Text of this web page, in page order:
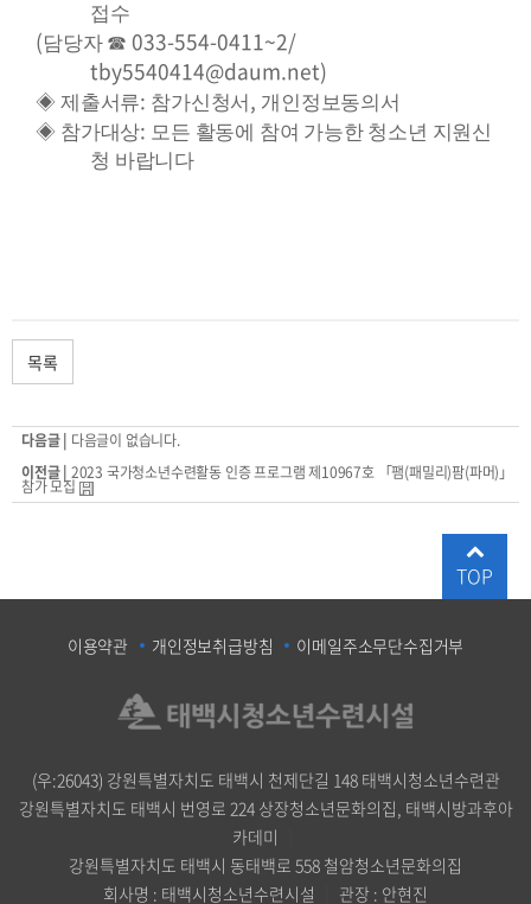
접수
(담당자 ☎ 033-554-0411~2/
tby5540414@daum.net)
◈ 제출서류: 참가신청서 , 개인정보동의서
◈ 참가대상: 모든 활동에 참여 가능한 청소년 지원신
청 바랍니다
목록
다음글 | 다음글이 없습니다.
이전글 | 2023 국가청소년수련활동 인증 프로그램 제10967호 「팸(패밀리)팜(파머)」
참가 모집
이용약관 개인정보취급방침 이메일주소무단수집거부
(우:26043) 강원특별자치도 태백시 천제단길 148 태백시청소년수련관
강원특별자치도 태백시 번영로 224 상장청소년문화의집, 태백시방과후아
카데미
강원특별자치도 태백시 동태백로 558 철암청소년문화의집
회사명 : 태백시청소년수련시설
관장 : 안현진
TOP